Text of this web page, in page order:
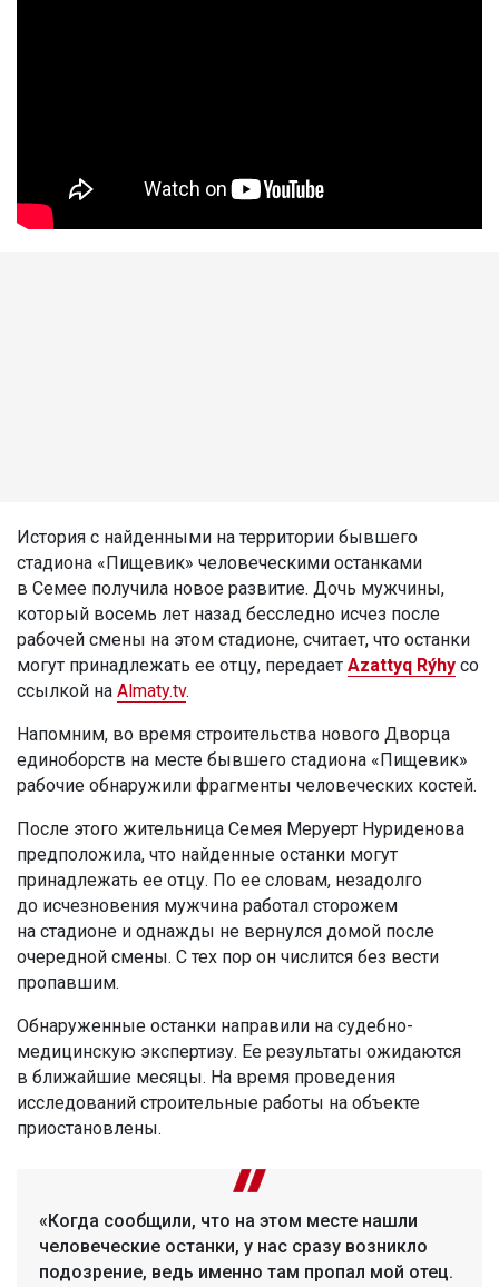
История с найденными на территории бывшего
стадиона «Пищевик» человеческими останками
в Семее получила новое развитие. Дочь мужчины,
который восемь лет назад бесследно исчез после
рабочей смены на этом стадионе, считает, что останки
могут принадлежать ее отцу, передает Azattyq Rýhy со
ссылкой на Almaty.tv.
Напомним, во время строительства нового Дворца
единоборств на месте бывшего стадиона «Пищевик»
рабочие обнаружили фрагменты человеческих костей.
После этого жительница Семея Меруерт Нуриденова
предположила, что найденные останки могут
принадлежать ее отцу. По ее словам, незадолго
до исчезновения мужчина работал сторожем
на стадионе и однажды не вернулся домой после
очередной смены. С тех пор он числится без вести
пропавшим.
Обнаруженные останки направили на судебно-
медицинскую экспертизу. Ее результаты ожидаются
в ближайшие месяцы. На время проведения
исследований строительные работы на объекте
приостановлены.
«Когда сообщили, что на этом месте нашли
человеческие останки, у нас сразу возникло
подозрение, ведь именно там пропал мой отец.